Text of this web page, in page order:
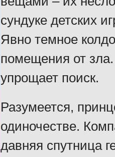
сундуке детских
Явно темное
помещения от зла.
упрощает поиск.
Разумеется,
одиночестве.
давняя спутница